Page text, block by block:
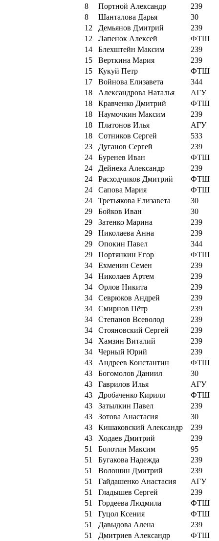
8
Портной Александр
239
8
Шанталова Дарья
30
12
Демьянов Дмитрий
239
12
Лапенок Алексей
ФТШ
14
Блехштейн Максим
239
15
Верткина Мария
239
15
Кукуй Петр
ФТШ
17
Войнова Елизавета
344
18
Александрова Наталья
АГУ
18
Кравченко Дмитрий
ФТШ
18
Наумочкин Максим
239
18
Платонов Илья
АГУ
18
Сотников Сергей
533
23
Дуганов Сергей
239
24
Буренев Иван
ФТШ
24
Дейнека Александр
239
24
Расходчиков Дмитрий
ФТШ
24
Сапова Мария
ФТШ
24
Третьякова Елизавета
30
29
Бойков Иван
30
29
Затенко Марина
239
29
Николаева Анна
239
29
Опокин Павел
344
29
Портянкин Егор
ФТШ
34
Ехменин Семен
239
34
Николаев Артем
239
34
Орлов Никита
239
34
Севрюков Андрей
239
34
Смирнов Пётр
239
34
Степанов Всеволод
239
34
Стояновский Сергей
239
34
Хамзин Виталий
239
34
Черный Юрий
239
43
Андреев Константин
ФТШ
43
Богомолов Даниил
30
43
Гаврилов Илья
АГУ
43
Дробаченко Кирилл
ФТШ
43
Затылкин Павел
239
43
Зотова Анастасия
30
43
Кишаковский Александр
239
43
Ходаев Дмитрий
239
51
Болотин Максим
95
51
Бугакова Надежда
239
51
Волошин Дмитрий
239
51
Гайдашенко Анастасия
АГУ
51
Гладышев Сергей
239
51
Гордеева Людмила
ФТШ
51
Гуцол Ксения
ФТШ
51
Давыдова Алена
239
51
Дмитриев Александр
ФТШ